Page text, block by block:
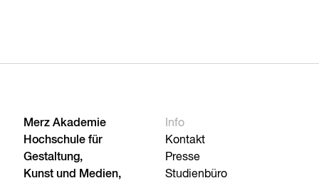
Merz Akademie
Hochschule für
Gestaltung,
Kunst und Medien,
Info
Kontakt
Presse
Studienbüro